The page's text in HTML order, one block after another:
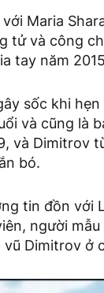
Maria
tử và công
tay năm
sốc khi
và cũng là
và Dimitrov
bó.
tin đồn với
người
Dimitrov ở